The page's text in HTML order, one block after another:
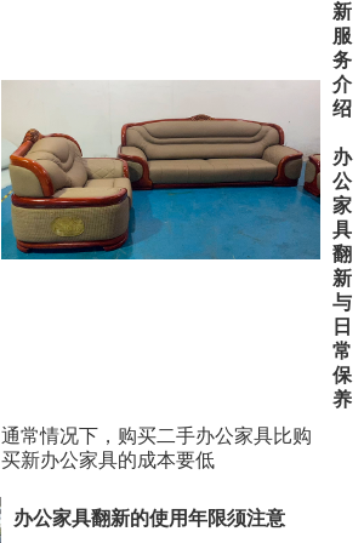
新
服
务
介
绍
办
公
家
具
翻
新
与
日
常
保
养
通常情况下，购买二手办公家具比购
买新办公家具的成本要低
办公家具翻新的使用年限须注意